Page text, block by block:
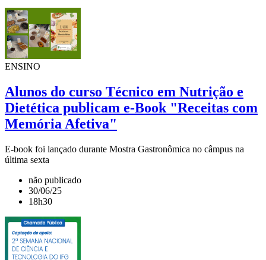
ENSINO
Alunos do curso Técnico em Nutrição e
Dietética publicam e-Book "Receitas com
Memória Afetiva"
E-book foi lançado durante Mostra Gastronômica no câmpus na
última sexta
não publicado
30/06/25
18h30